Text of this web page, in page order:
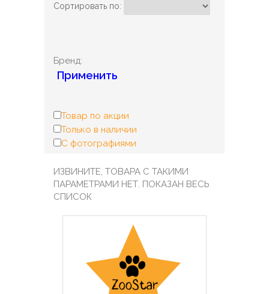
Сортировать по:
Бренд:
Применить
Товар по акции
Только в наличии
С фотографиями
ИЗВИНИТЕ, ТОВАРА С ТАКИМИ
ПАРАМЕТРАМИ НЕТ. ПОКАЗАН ВЕСЬ
СПИСОК